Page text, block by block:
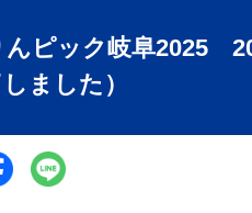
んピック岐阜2025
しました）